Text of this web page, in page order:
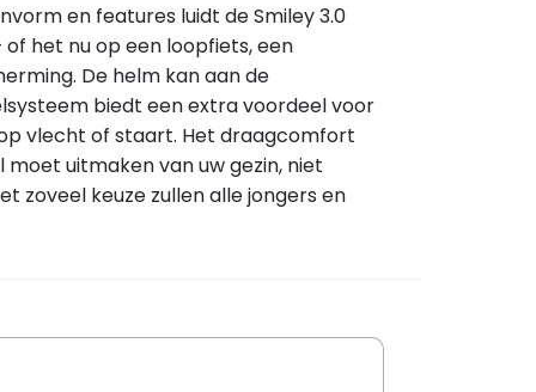
en features luidt de Smiley 3.0
het nu op een loopfiets, een
De helm kan aan de
biedt een extra voordeel voor
vlecht of staart. Het draagcomfort
moet uitmaken van uw gezin, niet
zoveel keuze zullen alle jongers en